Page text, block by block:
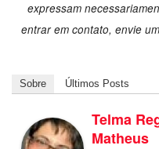
expressam
entrar em contato, envie
Sobre Últimos Posts
Telma
Matheus